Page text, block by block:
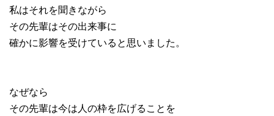
私はそれを聞きながら
その先輩はその出来事に
確かに影響を受けていると思いました。
なぜなら
その先輩は今は人の枠を広げることを